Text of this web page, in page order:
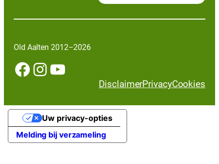
Old Aalten 2012–2026
Facebook InstagramYouTube
DisclaimerPrivacyCookies
Melding bij verzameling
Uw privacy-opties